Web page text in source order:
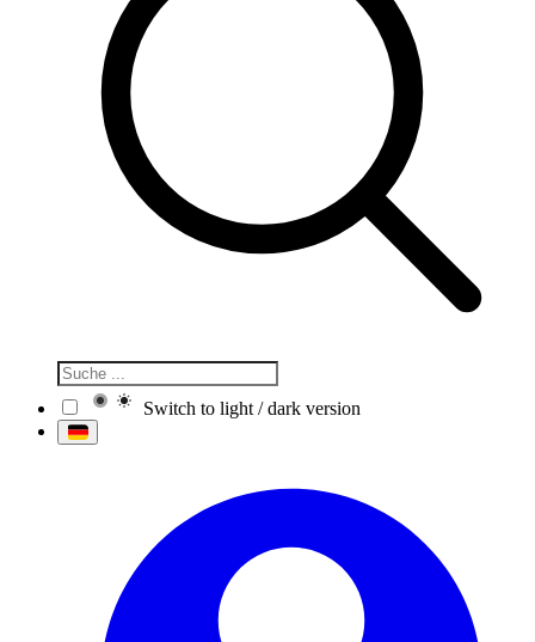
Switch to light / dark version